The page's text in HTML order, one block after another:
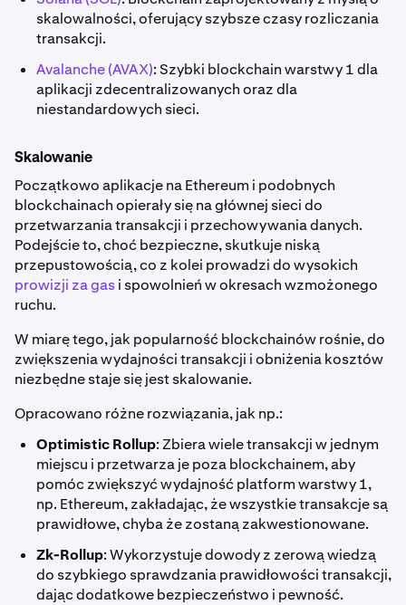
skalowalności, oferujący szybsze czasy rozliczania
transakcji.
Avalanche (AVAX): Szybki blockchain warstwy 1 dla
aplikacji zdecentralizowanych oraz dla
niestandardowych sieci.
Skalowanie
Początkowo aplikacje na Ethereum i podobnych
blockchainach opierały się na głównej sieci do
przetwarzania transakcji i przechowywania danych.
Podejście to, choć bezpieczne, skutkuje niską
przepustowością, co z kolei prowadzi do wysokich
prowizji za gasi spowolnień w okresach wzmożonego
ruchu.
W miarę tego, jak popularność blockchainów rośnie, do
zwiększenia wydajności transakcji i obniżenia kosztów
niezbędne staje się jest skalowanie.
Opracowano różne rozwiązania, jak np.:
Optimistic Rollup: Zbiera wiele transakcji w jednym
miejscu i przetwarza je poza blockchainem, aby
pomóc zwiększyć wydajność platform warstwy 1,
np. Ethereum, zakładając, że wszystkie transakcje są
prawidłowe, chyba że zostaną zakwestionowane.
Zk-Rollup: Wykorzystuje dowody z zerową wiedzą
do szybkiego sprawdzania prawidłowości transakcji,
dając dodatkowe bezpieczeństwo i pewność.